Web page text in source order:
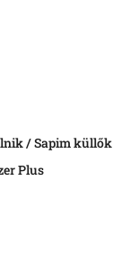
/ Sapim küllők
Plus